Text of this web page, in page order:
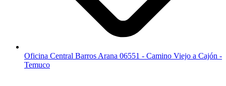
Oficina Central Barros Arana 06551 - Camino Viejo a Cajón -
Temuco